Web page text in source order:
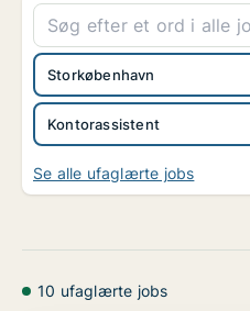
Kontorassistent
Storkøbenhavn
Se alle ufaglærte jobs
10 ufaglærte jobs